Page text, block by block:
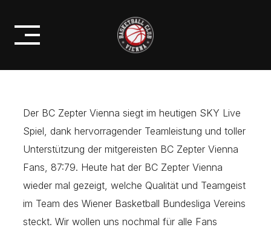
content
BC ZEPTER VIENNA SIEGT IN
KLOSTERNEUBURG 87:79
Der BC Zepter Vienna siegt im heutigen SKY Live
Spiel, dank hervorragender Teamleistung und toller
Unterstützung der mitgereisten BC Zepter Vienna
Fans, 87:79. Heute hat der BC Zepter Vienna
wieder mal gezeigt, welche Qualität und Teamgeist
im Team des Wiener Basketball Bundesliga Vereins
steckt. Wir wollen uns nochmal für alle Fans